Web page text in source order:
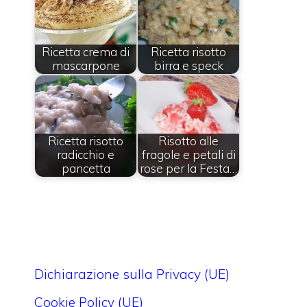
Ricetta crema di
mascarpone
Ricetta risotto
birra e speck
Ricetta risotto
radicchio e
pancetta
Risotto alle
fragole e petali di
rose per la Festa…
Dichiarazione sulla Privacy (UE)
Cookie Policy (UE)